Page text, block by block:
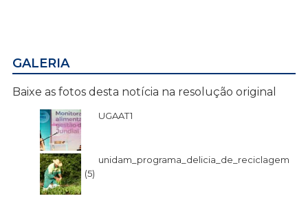
GALERIA
Baixe as fotos desta notícia na resolução original
UGAAT1
unidam_programa_delicia_de_reciclagem
(5)